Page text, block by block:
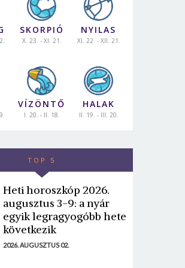
SKORPIÓ
X. 23. - XI. 21.
NYILAS
XI. 22. - XII. 21.
VÍZÖNTŐ
I. 20. - II. 18.
HALAK
II. 19. - III. 20.
TOP 5
Heti horoszkóp 2026.
augusztus 3-9: a nyár
egyik legragyogóbb hete
következik
2026. AUGUSZTUS 02.